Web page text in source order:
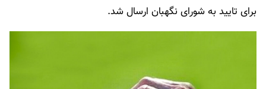
برای تایید به شورای نگهبان ارسال شد.